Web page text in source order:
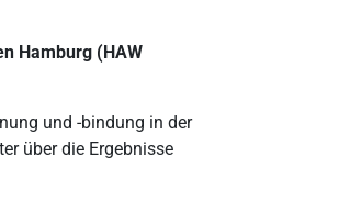
Hamburg (HAW
und -bindung in der
über die Ergebnisse